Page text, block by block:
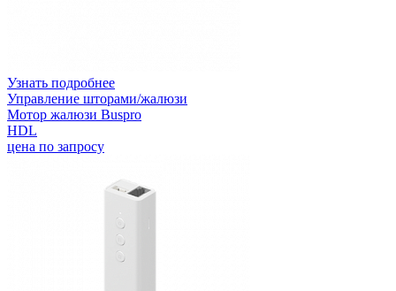
Узнать подробнее
Управление шторами/жалюзи
Мотор жалюзи Buspro
HDL
цена по запросу